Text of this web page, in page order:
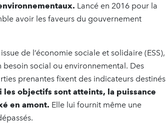
Lancé en 2016 pour la
avoir les faveurs du gouvernement
de l’économie sociale et solidaire (ESS),
social ou environnemental. Des
prenantes fixent des indicateurs destinés
les objectifs sont atteints, la puissance
en amont. Elle lui fournit même une